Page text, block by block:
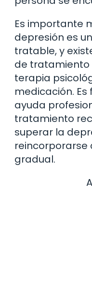
Es importante
depresión es
tratable, y
de tratamiento
terapia
medicación.
ayuda
tratamiento
superar la
gradual.